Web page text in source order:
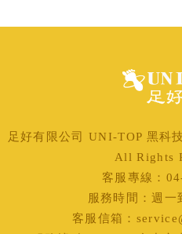
足好有限公司 UNI-TOP 黑科
All Rights
客服專線：
服務時間：週
客服信箱：